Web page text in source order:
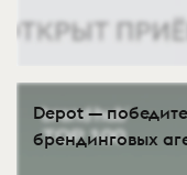
Depot —
брендинговых